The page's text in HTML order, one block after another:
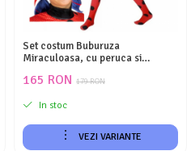
Set costum Buburuza
Miraculoasa, cu peruca si
179 RON
165 RON
In stoc
VEZI VARIANTE